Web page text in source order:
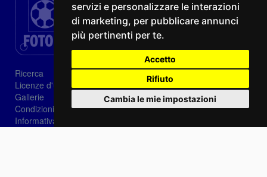
servizi e personalizzare le interazioni
di marketing, per pubblicare annunci
più pertinenti per te.
Accetto
Rifiuto
Cambia le mie impostazioni
Ricerca
Licenze d'utilizzo
Gallerie
Condizioni di vendita
Informativa sui Cookie